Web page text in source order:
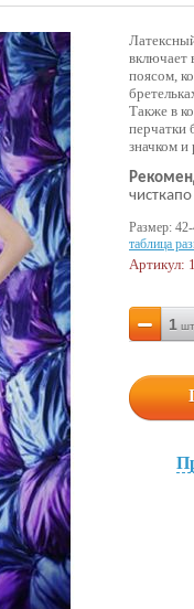
включает
поясом,
Также в
перчатки
значком и
Размер:
таблица
Артикул:
1 шт